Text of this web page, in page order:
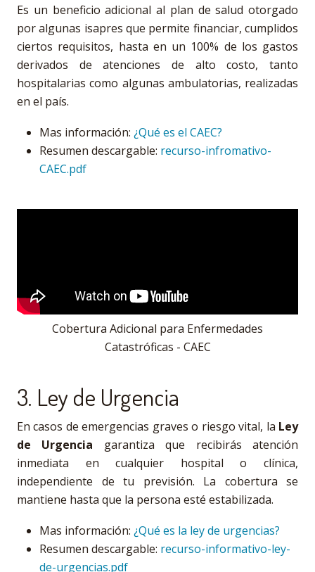
Es un beneficio adicional al plan de salud otorgado
por algunas isapres que permite financiar, cumplidos
ciertos requisitos, hasta en un 100% de los gastos
derivados de atenciones de alto costo, tanto
hospitalarias como algunas ambulatorias, realizadas
en el país.
Mas información: ¿Qué es el CAEC?
Resumen descargable: recurso-infromativo-
CAEC.pdf
Cobertura Adicional para Enfermedades
Catastróficas - CAEC
3. Ley de Urgencia
En casos de emergencias graves o riesgo vital, la Ley
de Urgencia garantiza que recibirás atención
inmediata en cualquier hospital o clínica,
independiente de tu previsión. La cobertura se
mantiene hasta que la persona esté estabilizada.
Mas información: ¿Qué es la ley de urgencias?
Resumen descargable: recurso-informativo-ley-
de-urgencias.pdf